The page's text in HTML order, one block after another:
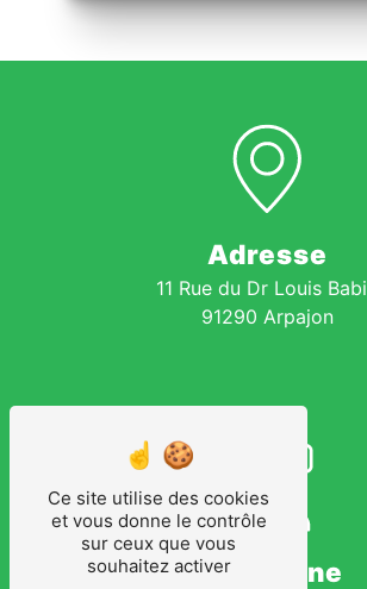
Adresse
11 Rue du Dr Louis
91290 Arpajon
Téléphone
Ce site utilise des cookies
et vous donne le contrôle
sur ceux que vous
souhaitez activer